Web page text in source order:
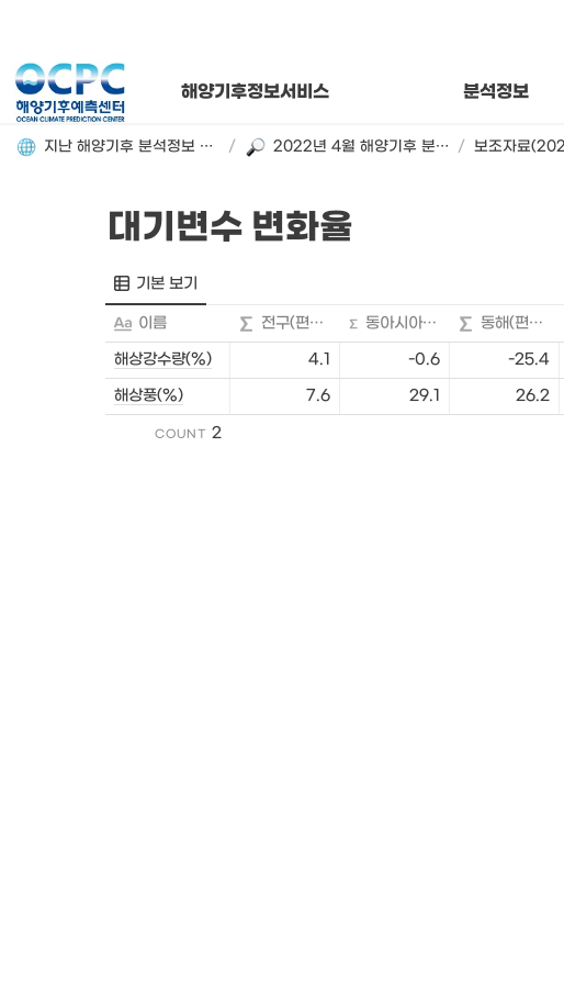
해양기후정보서비스 분석정보
지난 해양기후 분석정보 돌아보기 / 2022년 4월 해양기후 분석정보 / 보조자료
월별 해양기후 분석자료
대기변수 변화율
기본 보기
이름 전구(편차비) 동아시아해역(편차비) 동해(편차비)
해상강수량(%)
4.1 -0.6 -25.4
해상풍(%)
7.6 29.1 26.2
COUNT 2